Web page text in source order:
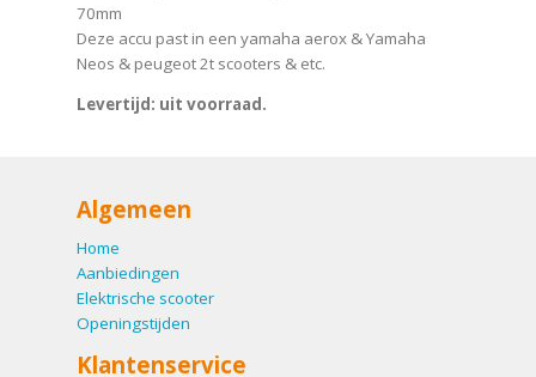
70mm
Deze accu past in een yamaha aerox & Yamaha
Neos & peugeot 2t scooters & etc.
Levertijd: uit voorraad.
Algemeen
Home
Aanbiedingen
Elektrische scooter
Openingstijden
Klantenservice